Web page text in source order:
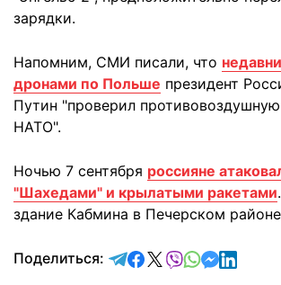
зарядки.
Напомним, СМИ писали, что
дронами по Польше президент
Путин "проверил
НАТО".
Ночью 7 сентября россияне
"Шахедами" и крылатыми ракетами
здание Кабмина в Печерском
Поделиться: отправить в Telegram
поделиться в
поделиться в X
отправить в
отправить